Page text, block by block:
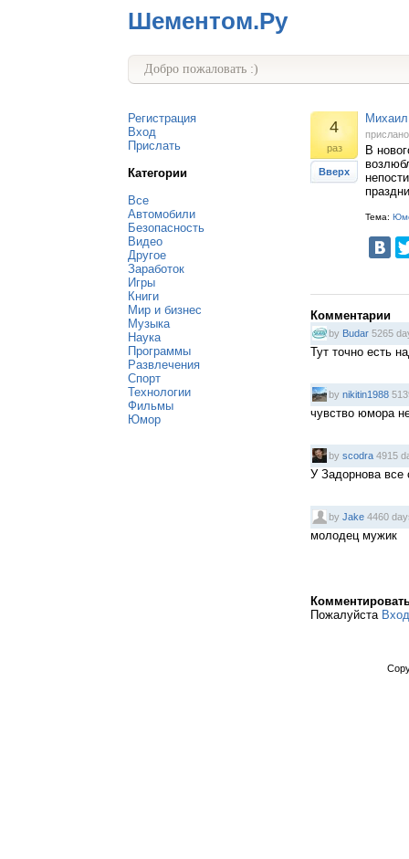
Шементом.Ру
Добро пожаловать :)
Регистрация
Вход
Прислать
Категории
Все
Автомобили
Безопасность
Видео
Другое
Заработок
Игры
Книги
Мир и бизнес
Музыка
Наука
Программы
Развлечения
Спорт
Технологии
Фильмы
Юмор
4
раз
Вверх
В
Тема:
Комментарии
by Budar 5265
Тут точно есть
by nikitin1988
чувство юмора
by scodra 4915
У Задорнова
by Jake 4460
молодец мужик
Пожалуйста Вход